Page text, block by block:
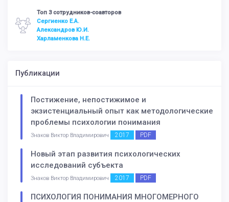
Топ 3 сотрудников-соавторов
Сергиенко Е.А.
Александров Ю.И.
Харламенкова Н.Е.
Публикации
Постижение, непостижимое и
экзистенциальный опыт как методологические
проблемы психологии понимания
Знаков Виктор Владимирович 2017 PDF
Новый этап развития психологических
исследований субъекта
Знаков Виктор Владимирович 2017 PDF
ПСИХОЛОГИЯ ПОНИМАНИЯ МНОГОМЕРНОГО